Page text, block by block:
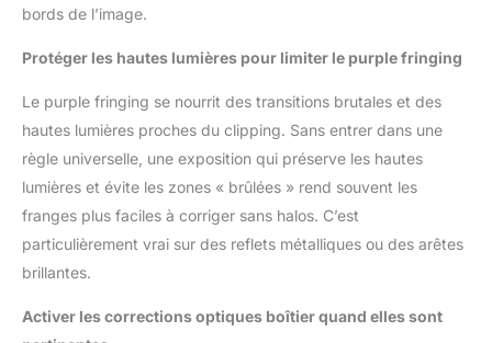
bords de l’image.
Protéger les hautes lumières pour limiter le purple fringing
Le purple fringing se nourrit des transitions brutales et des
hautes lumières proches du clipping. Sans entrer dans une
règle universelle, une exposition qui préserve les hautes
lumières et évite les zones « brûlées » rend souvent les
franges plus faciles à corriger sans halos. C’est
particulièrement vrai sur des reflets métalliques ou des arêtes
brillantes.
Activer les corrections optiques boîtier quand elles sont